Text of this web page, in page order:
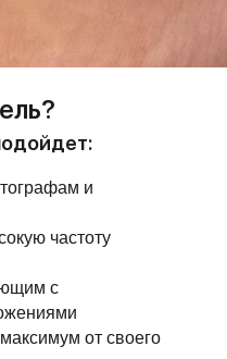
и
частоту
с
от своего